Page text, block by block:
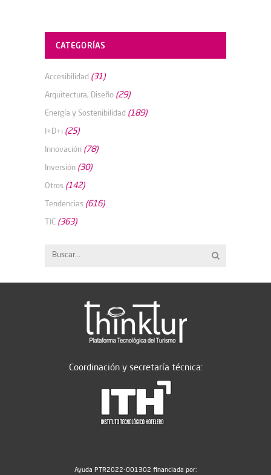
CATEGORÍAS
Accesibilidad (31)
Arquitectura, Diseño (29)
Energía y Sostenibilidad (189)
I+D+i (25)
Innovación (78)
Inversión (30)
Otros (142)
Tendencias (616)
TIC (363)
Coordinación y secretaría técnica:
Ayuda PTR2022-001302 financiada por: